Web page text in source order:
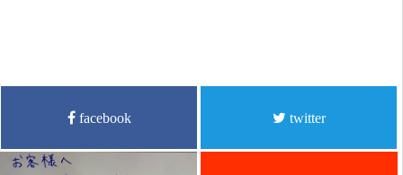
facebook twitter